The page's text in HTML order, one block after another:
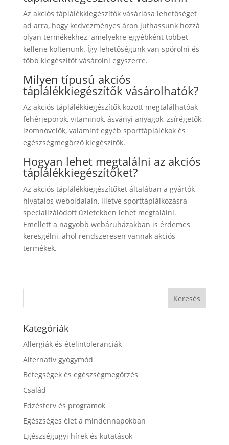
Az akciós táplálékkiegészítők vásárlása lehetőséget
ad arra, hogy kedvezményes áron juthassunk hozzá
olyan termékekhez, amelyekre egyébként többet
kellene költenünk. Így lehetőségünk van spórolni és
több kiegészítőt vásárolni egyszerre.
Milyen típusú akciós
táplálékkiegészítők vásárolhatók?
Az akciós táplálékkiegészítők között megtalálhatóak
fehérjeporok, vitaminok, ásványi anyagok, zsírégetők,
izomnövelők, valamint egyéb sporttáplálékok és
egészségmegőrző kiegészítők.
Hogyan lehet megtalálni az akciós
táplálékkiegészítőket?
Az akciós táplálékkiegészítőket általában a gyártók
hivatalos weboldalain, illetve sporttáplálkozásra
specializálódott üzletekben lehet megtalálni.
Emellett a nagyobb webáruházakban is érdemes
keresgélni, ahol rendszeresen vannak akciós
termékek.
Kategóriák
Allergiák és ételintoleranciák
Alternatív gyógymód
Betegségek és egészségmegőrzés
Család
Edzésterv és programok
Egészséges élet a mindennapokban
Egészségügyi hírek és kutatások